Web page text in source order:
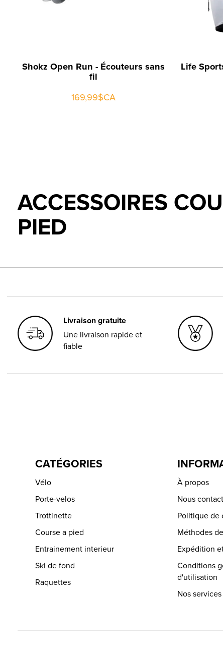
Shokz Open Run - Écouteurs sans
fil
169,99$CA
Life
ACCESSOIRES
PIED
Livraison gratuite
Une livraison rapide et
fiable
CATÉGORIES
Vélo
Porte-velos
Trottinette
Course a pied
Entrainement interieur
Ski de fond
Raquettes
À propos
Nous
Politique de
Méthodes
Expédition
Conditions
d'utilisation
Nos services